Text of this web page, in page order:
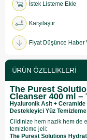
İstek Listeme Ekle
Karşılaştır
Fiyat Düşünce Haber
ÜRÜN ÖZELLIKLERI
The Purest
Cleanser 400 ml –
Hyaluronik Asit +
Destekleyici Yüz
Cildinize hem nazik hem de
temizleme jeli:
The Purest Solutions